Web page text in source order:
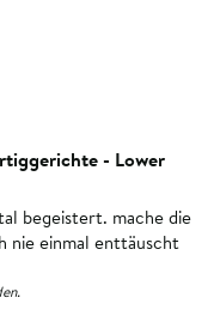
- Lower
begeistert. mache die
nie einmal enttäuscht